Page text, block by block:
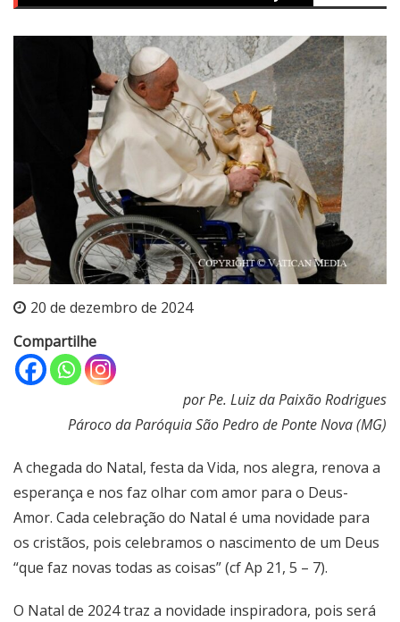
20 de dezembro de 2024
Compartilhe
por Pe. Luiz da Paixão Rodrigues
Pároco da Paróquia São Pedro de Ponte Nova (MG)
A chegada do Natal, festa da Vida, nos alegra, renova a
esperança e nos faz olhar com amor para o Deus-
Amor. Cada celebração do Natal é uma novidade para
os cristãos, pois celebramos o nascimento de um Deus
“que faz novas todas as coisas” (cf Ap 21, 5 – 7).
O Natal de 2024 traz a novidade inspiradora, pois será